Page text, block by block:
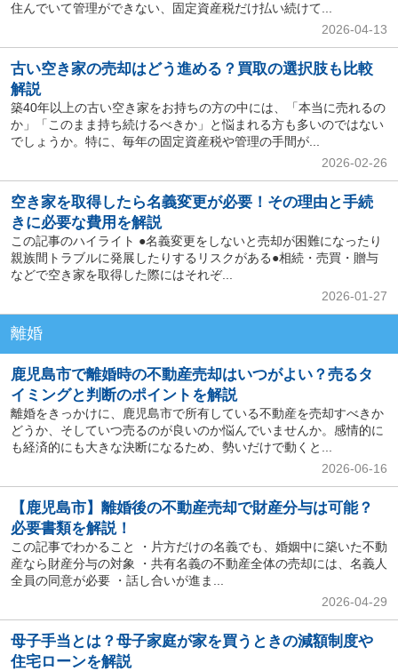
住んでいて管理ができない、固定資産税だけ払い続けて...
2026-04-13
古い空き家の売却はどう進める？買取の選択肢も比較
解説
築40年以上の古い空き家をお持ちの方の中には、「本当に売れるの
か」「このまま持ち続けるべきか」と悩まれる方も多いのではない
でしょうか。特に、毎年の固定資産税や管理の手間が...
2026-02-26
空き家を取得したら名義変更が必要！その理由と手続
きに必要な費用を解説
この記事のハイライト ●名義変更をしないと売却が困難になったり
親族間トラブルに発展したりするリスクがある●相続・売買・贈与
などで空き家を取得した際にはそれぞ...
2026-01-27
離婚
鹿児島市で離婚時の不動産売却はいつがよい？売るタ
イミングと判断のポイントを解説
離婚をきっかけに、鹿児島市で所有している不動産を売却すべきか
どうか、そしていつ売るのが良いのか悩んでいませんか。感情的に
も経済的にも大きな決断になるため、勢いだけで動くと...
2026-06-16
【鹿児島市】離婚後の不動産売却で財産分与は可能？
必要書類を解説！
この記事でわかること ・片方だけの名義でも、婚姻中に築いた不動
産なら財産分与の対象 ・共有名義の不動産全体の売却には、名義人
全員の同意が必要 ・話し合いが進ま...
2026-04-29
母子手当とは？母子家庭が家を買うときの減額制度や
住宅ローンを解説